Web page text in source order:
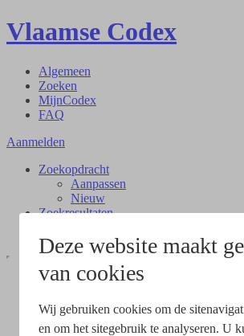
Deze website maakt
van cookies
Wij gebruiken cookies om de
en om het sitegebruik te analyseren. U
Vlaamse Codex
Algemeen
Zoeken
MijnCodex
FAQ
Aanmelden
Zoekopdracht
Aanpassen
Nieuw
Zoekresultaten